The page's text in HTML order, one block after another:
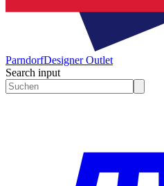
ParndorfDesigner Outlet
Search input